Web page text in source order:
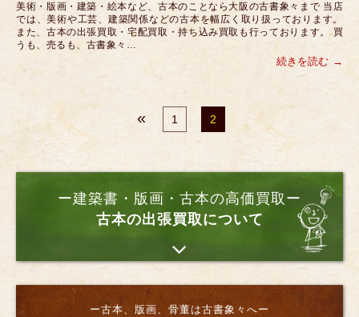
美術・版画・建築・絵本など、古本のことなら大阪の古書象々まで 当店
では、美術や工芸、建築関係などの古本を幅広く取り扱っております。
また、古本の出張買取・宅配買取・持ち込み買取も行っております。 買
うも、売るも、古書象々…
続きを読む
« 1 2
ー建築書・版画・古本の高価買取ー
古本の出張買取について
ー古本、版画、骨董は古書象々へー